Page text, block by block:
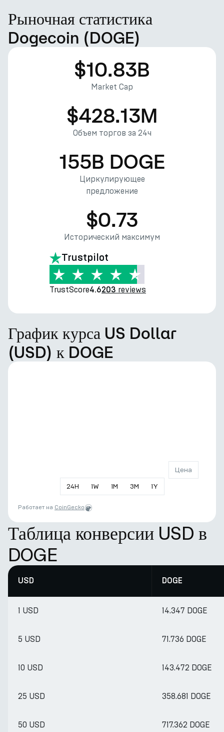
Рыночная статистика
Dogecoin (DOGE)
$10.83B
Market Cap
$428.13M
Объем торгов за 24ч
155B DOGE
Циркулирующее
предложение
$0.73
Исторический максимум
Trustpilot
TrustScore4.6203 reviews
График курса US Dollar
(USD) к DOGE
24H 1W 1M 3M 1Y
Цена
Работает на CoinGecko
Таблица конверсии USD в
DOGE
USD DOGE
1 USD 14.347 DOGE
5 USD 71.736 DOGE
10 USD 143.472 DOGE
25 USD 358.681 DOGE
50 USD 717.362 DOGE